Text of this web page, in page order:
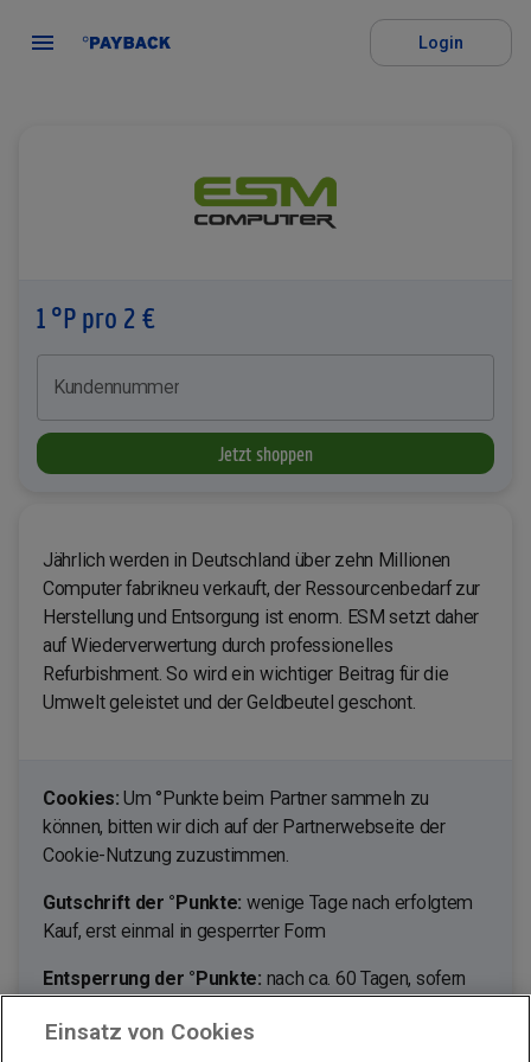
Login
Jährlich werden in Deutschland über zehn Millionen
Computer fabrikneu verkauft, der Ressourcenbedarf zur
Herstellung und Entsorgung ist enorm. ESM setzt daher
auf Wiederverwertung durch professionelles
Refurbishment. So wird ein wichtiger Beitrag für die
Umwelt geleistet und der Geldbeutel geschont.
Cookies: Um °Punkte beim Partner sammeln zu
können, bitten wir dich auf der Partnerwebseite der
Cookie-Nutzung zuzustimmen.
Gutschrift der °Punkte: wenige Tage nach erfolgtem
Kauf, erst einmal in gesperrter Form
Entsperrung der °Punkte: nach ca. 60 Tagen, sofern
1 °P pro 2 €
Kundennummer
Jetzt shoppen
Einsatz von Cookies